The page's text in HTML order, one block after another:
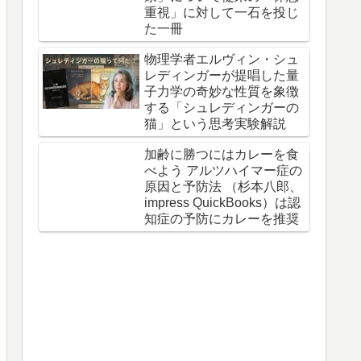
重視」に対して一石を投じ
た一冊
物理学者エルヴィン・シュ
レディンガーが提唱した量
子力学の奇妙な性質を象徴
する「シュレディンガーの
猫」という思考実験解説
加齢に勝つにはカレーを食
べよう アルツハイマー症の
原因と予防法 （杉本八郎、
impress QuickBooks）は認
知症の予防にカレーを推奨